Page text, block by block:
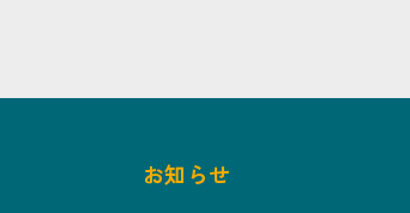
お知らせ